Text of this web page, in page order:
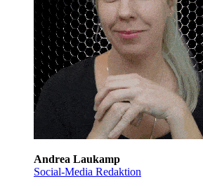
Andrea Laukamp
Social-Media Redaktion